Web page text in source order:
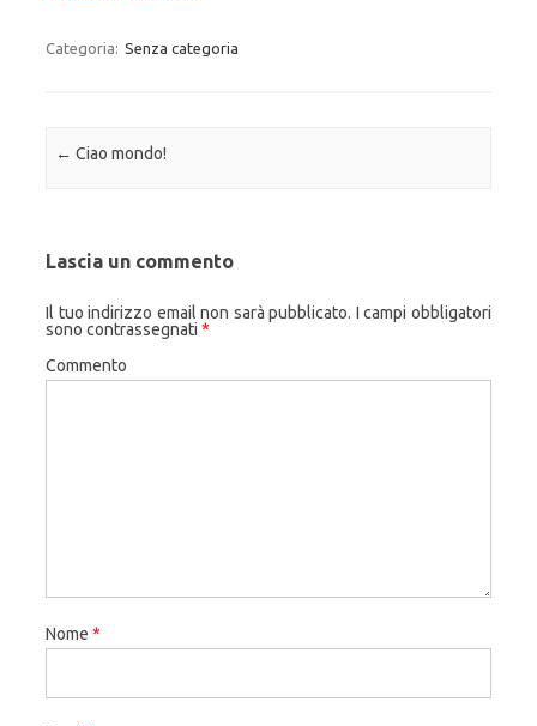
Categoria: Senza categoria
Navigazione articolo
← Ciao mondo!
Lascia un commento
Il tuo indirizzo email non sarà pubblicato. I campi obbligatori
sono contrassegnati *
Commento
Nome *